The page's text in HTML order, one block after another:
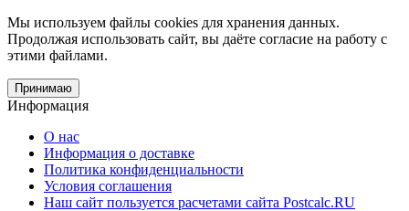
Мы используем файлы cookies для хранения данных.
Продолжая использовать сайт, вы даёте согласие на работу с
этими файлами.
Принимаю
Информация
О нас
Информация о доставке
Политика конфиденциальности
Условия соглашения
Наш сайт пользуется расчетами сайта Postcalc.RU